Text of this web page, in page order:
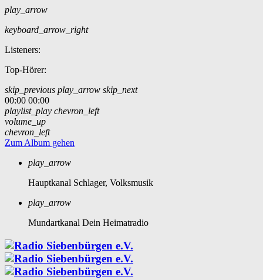
play_arrow
keyboard_arrow_right
Listeners:
Top-Hörer:
skip_previous play_arrow skip_next
00:00 00:00
playlist_play chevron_left
volume_up
chevron_left
Zum Album gehen
play_arrow
Hauptkanal Schlager, Volksmusik
play_arrow
Mundartkanal Dein Heimatradio